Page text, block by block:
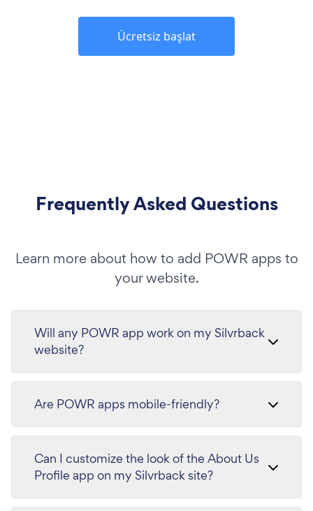
Ücretsiz başlat
Frequently Asked Questions
Learn more about how to add POWR apps to
your website.
Will any POWR app work on my Silvrback
website?
Are POWR apps mobile-friendly?
Can I customize the look of the About Us
Profile app on my Silvrback site?